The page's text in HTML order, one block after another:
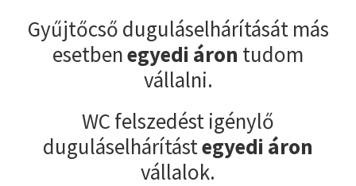
Gyűjtőcső duguláselhárítását más
esetbenegyedi áron tudom
vállalni.
WC felszedést igénylő
duguláselhárítástegyedi áron
vállalok.